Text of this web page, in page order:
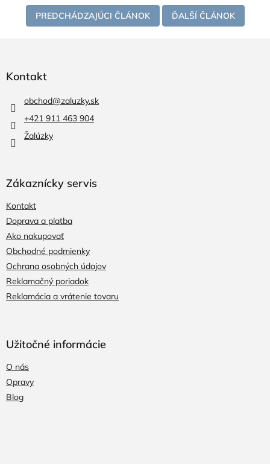
PREDCHÁDZAJÚCI ČLÁNOK ĎALŠÍ ČLÁNOK
Kontakt
obchod@zaluzky.sk
+421 911 463 904
Žalúzky
Zákaznícky servis
Kontakt
Doprava a platba
Ako nakupovať
Obchodné podmienky
Ochrana osobných údajov
Reklamačný poriadok
Reklamácia a vrátenie tovaru
Užitočné informácie
O nás
Opravy
Blog